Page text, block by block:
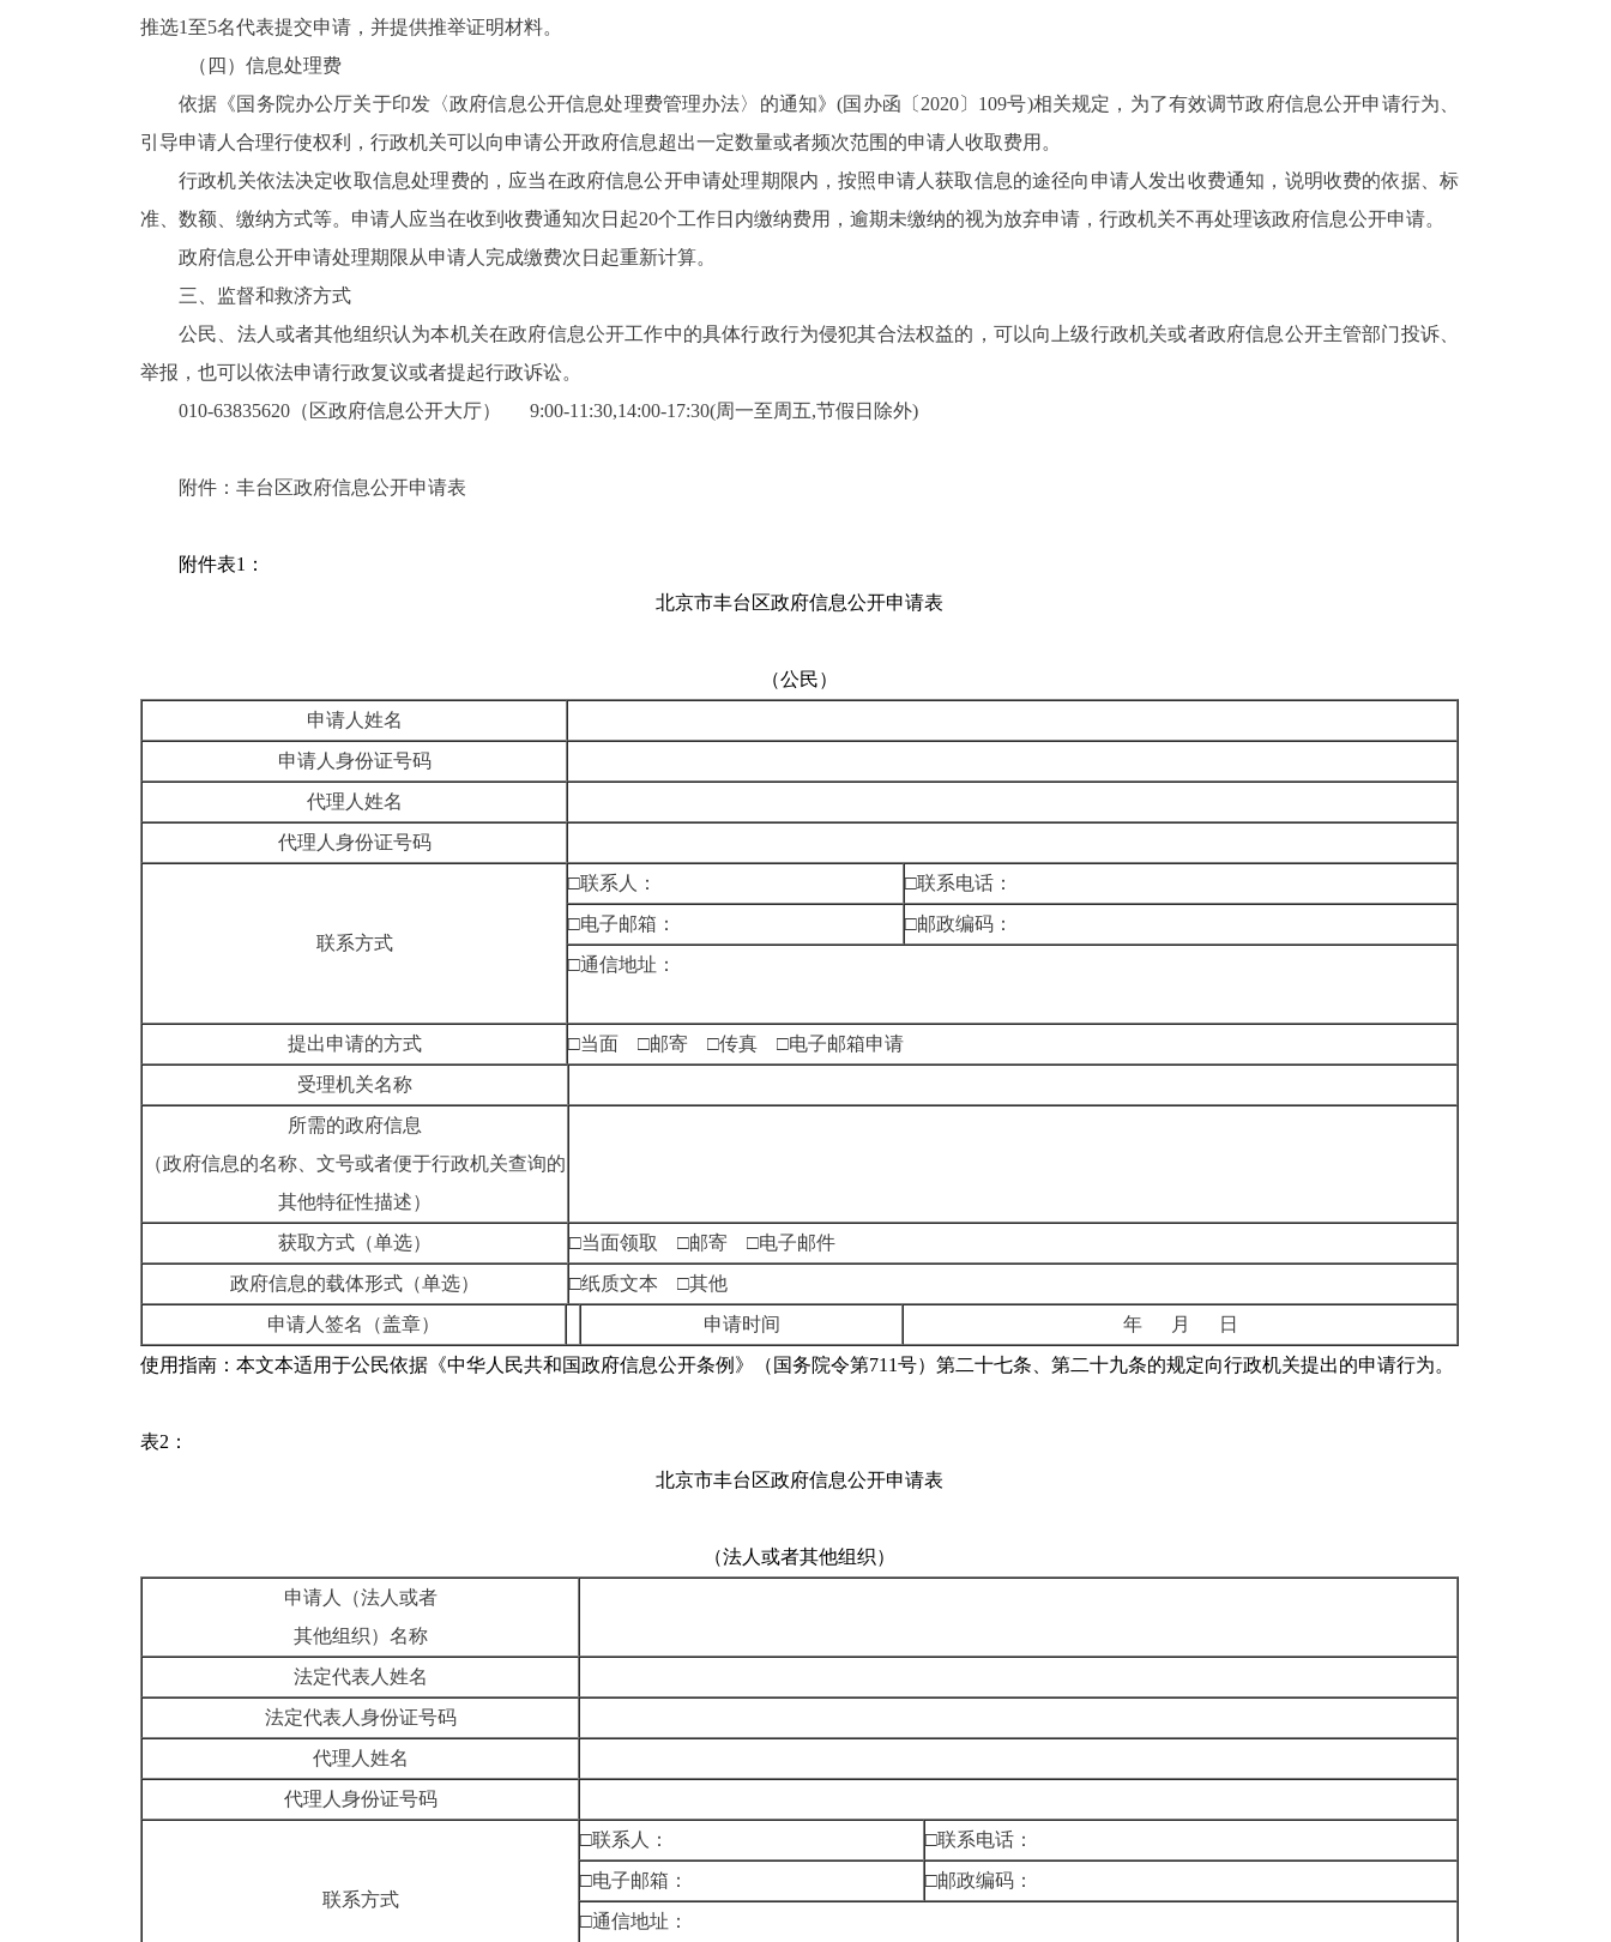
推选1至5名代表提交申请，并提供推举证明材料。
（四）信息处理费
依据《国务院办公厅关于印发〈政府信息公开信息处理费管理办法〉的通知》(国办函〔2020〕109号)相关规定，为了有效调节政府信息公开申请行为、
引导申请人合理行使权利，行政机关可以向申请公开政府信息超出一定数量或者频次范围的申请人收取费用。
行政机关依法决定收取信息处理费的，应当在政府信息公开申请处理期限内，按照申请人获取信息的途径向申请人发出收费通知，说明收费的依据、标
准、数额、缴纳方式等。申请人应当在收到收费通知次日起20个工作日内缴纳费用，逾期未缴纳的视为放弃申请，行政机关不再处理该政府信息公开申请。
政府信息公开申请处理期限从申请人完成缴费次日起重新计算。
三、监督和救济方式
公民、法人或者其他组织认为本机关在政府信息公开工作中的具体行政行为侵犯其合法权益的，可以向上级行政机关或者政府信息公开主管部门投诉、
举报，也可以依法申请行政复议或者提起行政诉讼。
010-63835620（区政府信息公开大厅） 9:00-11:30,14:00-17:30(周一至周五,节假日除外)
附件：丰台区政府信息公开申请表
附件表1：
北京市丰台区政府信息公开申请表
（公民）
申请人姓名
申请人身份证号码
代理人姓名
代理人身份证号码
联系方式
□联系人：
□联系电话：
□电子邮箱：
□邮政编码：
□通信地址：
提出申请的方式
□当面 □邮寄 □传真 □电子邮箱申请
受理机关名称
所需的政府信息
（政府信息的名称、文号或者便于行政机关查询的
其他特征性描述）
获取方式（单选）
□当面领取 □邮寄 □电子邮件
政府信息的载体形式（单选）
□纸质文本 □其他
申请人签名（盖章）
申请时间
年 月 日
使用指南：本文本适用于公民依据《中华人民共和国政府信息公开条例》（国务院令第711号）第二十七条、第二十九条的规定向行政机关提出的申请行为。
表2：
北京市丰台区政府信息公开申请表
（法人或者其他组织）
申请人（法人或者
其他组织）名称
法定代表人姓名
法定代表人身份证号码
代理人姓名
代理人身份证号码
联系方式
□联系人：
□联系电话：
□电子邮箱：
□邮政编码：
□通信地址：